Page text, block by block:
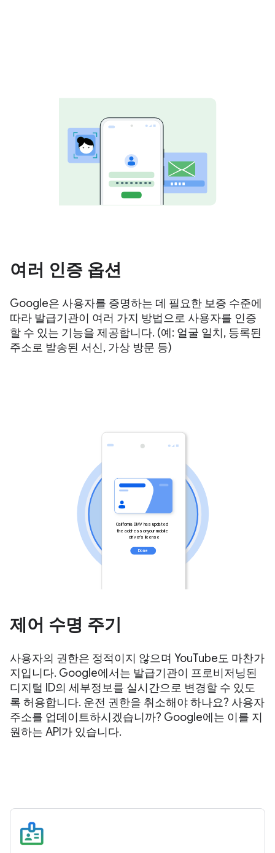
여러 인증 옵션
Google은 사용자를 증명하는 데 필요한 보증 수준에
따라 발급기관이 여러 가지 방법으로 사용자를 인증
할 수 있는 기능을 제공합니다. (예: 얼굴 일치, 등록된
주소로 발송된 서신, 가상 방문 등)
제어 수명 주기
사용자의 권한은 정적이지 않으며 YouTube도 마찬가
지입니다. Google에서는 발급기관이 프로비저닝된
디지털 ID의 세부정보를 실시간으로 변경할 수 있도
록 허용합니다. 운전 권한을 취소해야 하나요? 사용자
주소를 업데이트하시겠습니까? Google에는 이를 지
원하는 API가 있습니다.